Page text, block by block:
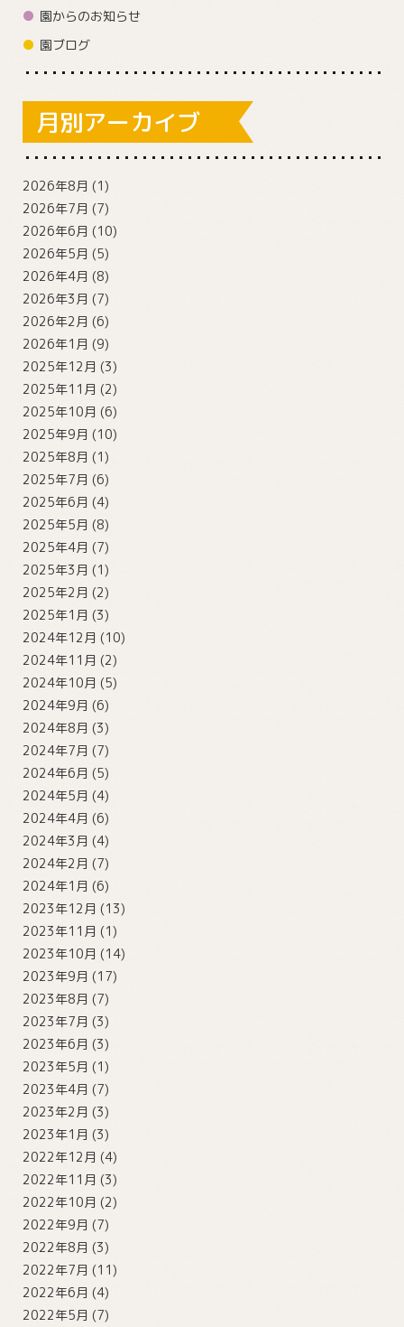
園からのお知らせ
園ブログ
月別アーカイブ
2026年8月 (1)
2026年7月 (7)
2026年6月 (10)
2026年5月 (5)
2026年4月 (8)
2026年3月 (7)
2026年2月 (6)
2026年1月 (9)
2025年12月 (3)
2025年11月 (2)
2025年10月 (6)
2025年9月 (10)
2025年8月 (1)
2025年7月 (6)
2025年6月 (4)
2025年5月 (8)
2025年4月 (7)
2025年3月 (1)
2025年2月 (2)
2025年1月 (3)
2024年12月 (10)
2024年11月 (2)
2024年10月 (5)
2024年9月 (6)
2024年8月 (3)
2024年7月 (7)
2024年6月 (5)
2024年5月 (4)
2024年4月 (6)
2024年3月 (4)
2024年2月 (7)
2024年1月 (6)
2023年12月 (13)
2023年11月 (1)
2023年10月 (14)
2023年9月 (17)
2023年8月 (7)
2023年7月 (3)
2023年6月 (3)
2023年5月 (1)
2023年4月 (7)
2023年2月 (3)
2023年1月 (3)
2022年12月 (4)
2022年11月 (3)
2022年10月 (2)
2022年9月 (7)
2022年8月 (3)
2022年7月 (11)
2022年6月 (4)
2022年5月 (7)